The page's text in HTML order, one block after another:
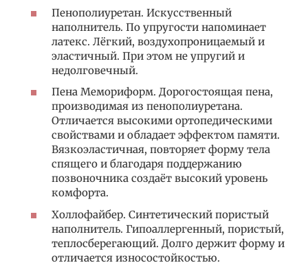
Пенополиуретан. Искусственный
наполнитель. По упругости напоминает
латекс. Лёгкий, воздухопроницаемый и
эластичный. При этом не упругий и
недолговечный.
Пена Мемориформ. Дорогостоящая пена,
производимая из пенополиуретана.
Отличается высокими ортопедическими
свойствами и обладает эффектом памяти.
Вязкоэластичная, повторяет форму тела
спящего и благодаря поддержанию
позвоночника создаёт высокий уровень
комфорта.
Холлофайбер. Синтетический пористый
наполнитель. Гипоаллергенный, пористый,
теплосберегающий. Долго держит форму и
отличается износостойкостью.